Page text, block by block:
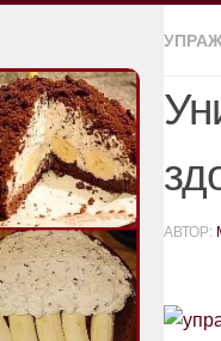
АВТОР: